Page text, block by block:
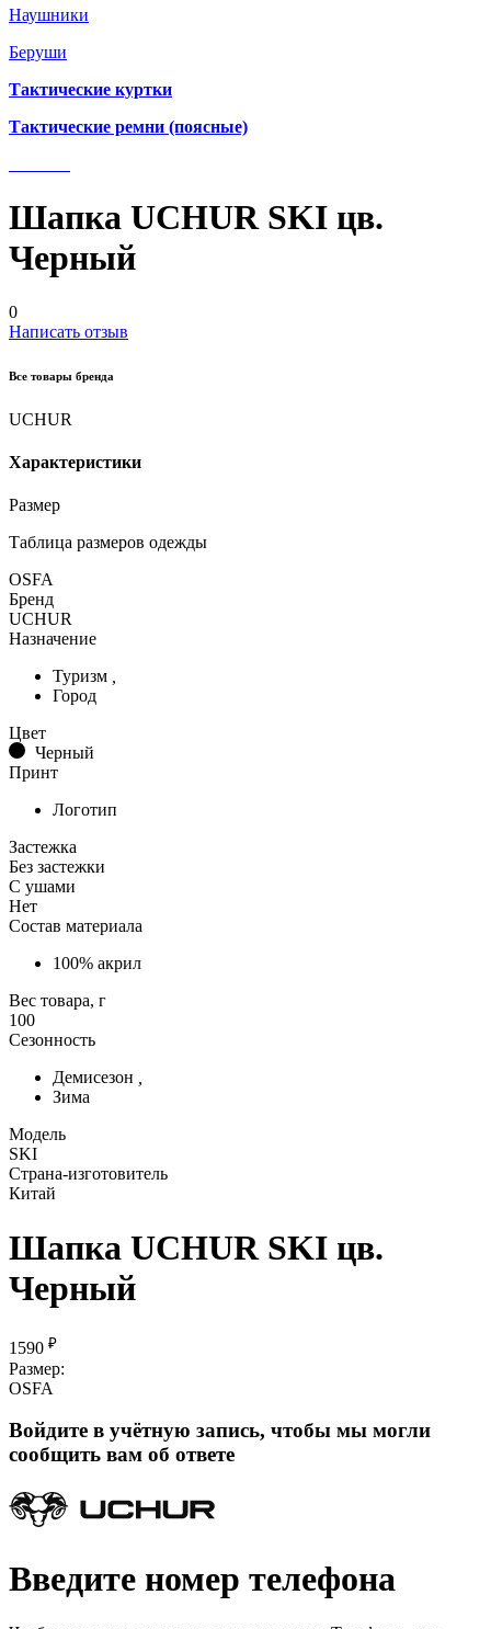
Наушники
Беруши
Тактические куртки
Тактические ремни (поясные)
Шапка UCHUR SKI цв.
Черный
0
Написать отзыв
Все товары бренда
UCHUR
Характеристики
Размер
Таблица размеров одежды
OSFA
Бренд
UCHUR
Назначение
Туризм
Город
Цвет
Черный
Принт
Логотип
Застежка
Без застежки
С ушами
Нет
Состав материала
100% акрил
Вес товара, г
100
Сезонность
Демисезон
Зима
Модель
SKI
Страна-изготовитель
Китай
Шапка UCHUR SKI цв.
Черный
1590 ₽
Размер:
OSFA
Войдите в учётную запись, чтобы мы могли
сообщить вам об ответе
Введите номер телефона